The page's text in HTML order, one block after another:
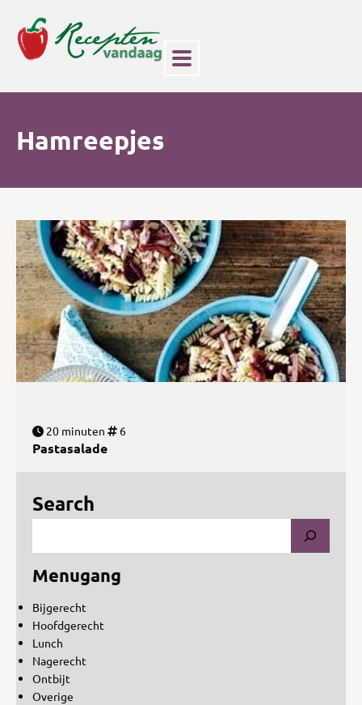
Hamreepjes
20 minuten 6
Pastasalade
Search
Menugang
Bijgerecht
Hoofdgerecht
Lunch
Nagerecht
Ontbijt
Overige